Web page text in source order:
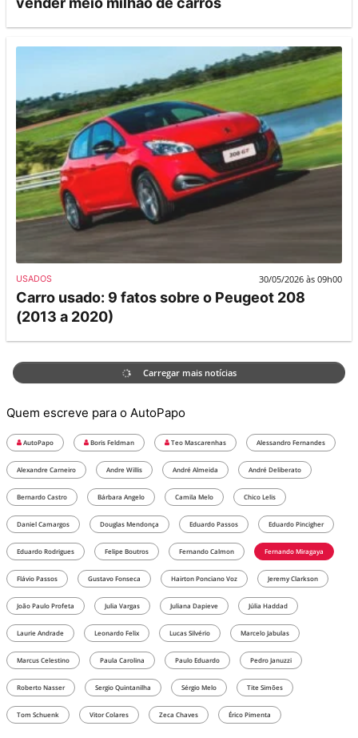
USADOS 30/05/2026 às 09h00
Carro usado: 9 fatos sobre o Peugeot 208
(2013 a 2020)
Carregar mais notícias
Quem escreve para o AutoPapo
AutoPapo Boris Feldman Teo Mascarenhas Alessandro Fernandes
Alexandre Carneiro Andre Willis André Almeida André Deliberato
Bernardo Castro Bárbara Angelo Camila Melo Chico Lelis
Daniel Camargos Douglas Mendonça Eduardo Passos Eduardo Pincigher
Eduardo Rodrigues Felipe Boutros Fernando Calmon Fernando Miragaya
Flávio Passos Gustavo Fonseca Hairton Ponciano Voz Jeremy Clarkson
João Paulo Profeta Julia Vargas Juliana Dapieve Júlia Haddad
Laurie Andrade Leonardo Felix Lucas Silvério Marcelo Jabulas
Marcus Celestino Paula Carolina Paulo Eduardo Pedro Januzzi
Roberto Nasser Sergio Quintanilha Sérgio Melo Tite Simões
Tom Schuenk Vitor Colares Zeca Chaves Érico Pimenta